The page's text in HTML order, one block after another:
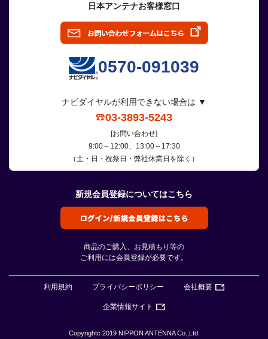
日本アンテナお客様窓口
0570-091039
ナビダイヤルが利用できない場合は ▼
03-3893-5243
[お問い合わせ]
9:00～12:00、13:00～17:30
（土・日・祝祭日・弊社休業日を除く）
新規会員登録についてはこちら
商品のご購入、お見積もり等の
ご利用には会員登録が必要です。
利用規約 プライバシーポリシー 会社概要
企業情報サイト
Copyrightc 2019 NIPPON ANTENNA Co.,Ltd.